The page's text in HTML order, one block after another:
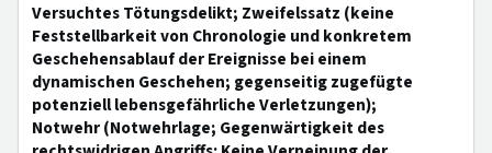
Versuchtes Tötungsdelikt; Zweifelssatz (keine
Feststellbarkeit von Chronologie und konkretem
Geschehensablauf der Ereignisse bei einem
dynamischen Geschehen; gegenseitig zugefügte
potenziell lebensgefährliche Verletzungen);
Notwehr (Notwehrlage; Gegenwärtigkeit des